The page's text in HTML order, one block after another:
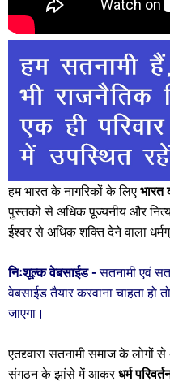
हम भारत के नागरिकों के लिए भारत
पुस्तकों से अधिक पूज्यनीय और
ईश्वर से अधिक शक्ति देने वाला
निःशूल्क वेबसाईड -सतनामी एवं
वेबसाईड तैयार करवाना चाहता हो
जाएगा।
एतद्द्वारा सतनामी समाज के लोगों
संगठन के झांसे में आकरधर्म